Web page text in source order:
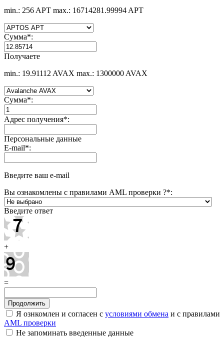
min.: 256 APT max.: 16714281.99994 APT
Сумма*:
Получаете
min.: 19.91112 AVAX max.: 1300000 AVAX
Сумма*:
Адрес получения*:
Персональные данные
E-mail*:
Введите ваш e-mail
Вы ознакомлены с правилами AML проверки ?*:
Введите ответ
+
=
Я ознкомлен и согласен с условиями обмена и с правилами
AML проверки
Не запоминать введенные данные